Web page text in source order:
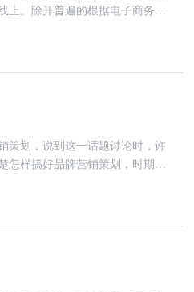
上。除开普遍的根据电子商务平
策划，说到这一话题讨论时，许
怎样搞好品牌营销策划，时期在